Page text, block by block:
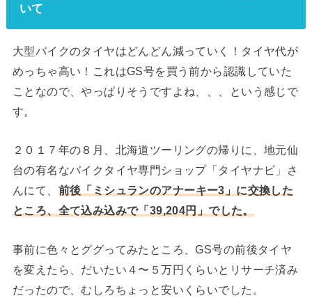
いて
大型バイクのタイヤはどんどん減っていく！タイヤ代が
めっちゃ高い！これはGS号を買う前から認識していた
ことなので、やっぱりそうですよね、、、という感じで
す。
２０１７年の８月、北海道ツーリングの帰りに、地元仙
台の有名なバイクタイヤ専門ショップ「タイヤナビ」さ
んにて、 前後「ミシュランのアナーキー3」に交換した
ところ、全て込み込みで「39,204円」でした。
事前に色々とググってみたところ、GS号の前後タイヤ
を変えたら、だいたい４〜５万円くらいとリサーチ済み
だったので、むしろちょっと安いくらいでした。